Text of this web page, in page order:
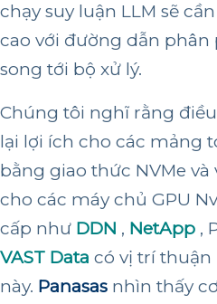
chạy suy luận LLM sẽ
cao với đường dẫn phân
song tới bộ xử lý.
Chúng tôi nghĩ rằng
lại lợi ích cho các mảng
bằng giao thức NVMe
cho các máy chủ GPU
cấp như DDN , NetApp ,
VAST Data có vị trí thuận
này. Panasas nhìn thấy